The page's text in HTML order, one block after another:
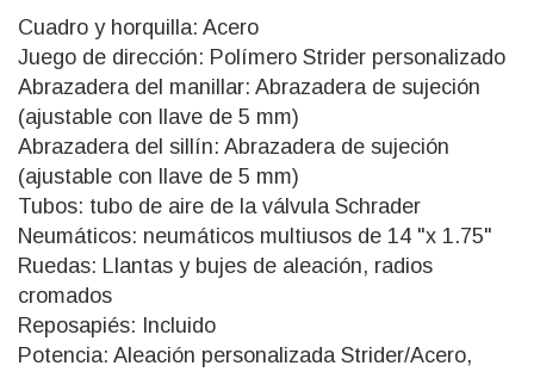
Cuadro y horquilla: Acero
Juego de dirección: Polímero Strider personalizado
Abrazadera del manillar: Abrazadera de sujeción
(ajustable con llave de 5 mm)
Abrazadera del sillín: Abrazadera de sujeción
(ajustable con llave de 5 mm)
Tubos: tubo de aire de la válvula Schrader
Neumáticos: neumáticos multiusos de 14 "x 1.75"
Ruedas: Llantas y bujes de aleación, radios
cromados
Reposapiés: Incluido
Potencia: Aleación personalizada Strider/Acero,